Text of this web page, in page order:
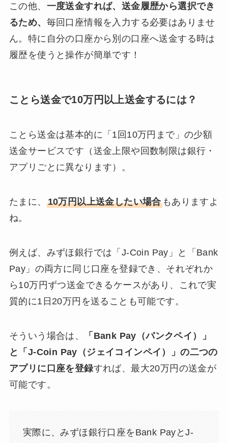
この他、 一度送金すれば、送金履歴から選択でき
るため、 毎回口座情報を入力する必要はありませ
ん。特に自分の口座から別の口座へ送金する時は
履歴を使うと操作が簡単です！
ことら送金で10万円以上送金するには？
ことら送金は基本的に「1回10万円まで」の少額
送金サービスです（送金上限や回数制限は銀行・
アプリごとに異なります）。
たまに、 10万円以上送金したい場合もありますよ
ね。
例えば、みずほ銀行では「J-Coin Pay」と「Bank
Pay」の両方に同じ口座を登録でき、それぞれか
ら10万円ずつ送金できるケースがあり、これで実
質的に1日20万円を送ることも可能です。
そういう場合は、
「Bank Pay（バンクペイ）」
と「J-Coin Pay（ジェイコインペイ）」の二つの
アプリに口座を登録すれば、最大20万円の送金が
可能です。
実際に、みずほ銀行口座をBank PayとJ-